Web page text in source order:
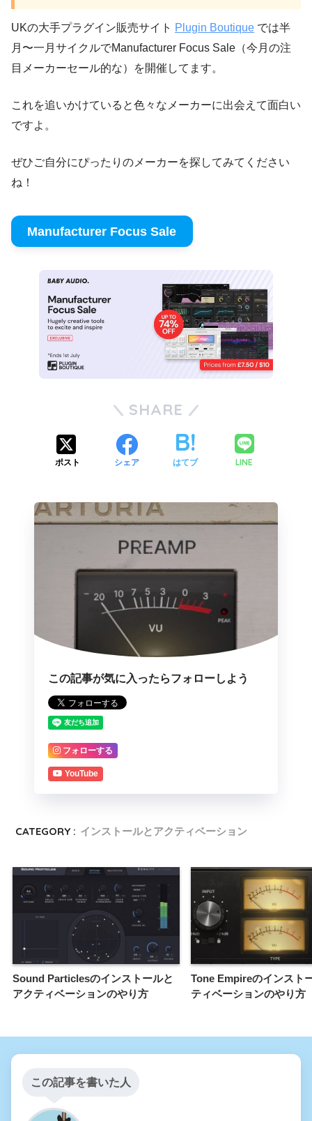
UKの大手プラグイン販売サイト Plugin Boutique では半
月〜一月サイクルでManufacturer Focus Sale（今月の注
目メーカーセール的な）を開催してます。
これを追いかけていると色々なメーカーに出会えて面白い
ですよ。
ぜひご自分にぴったりのメーカーを探してみてください
ね！
Manufacturer Focus Sale
SHARE
ポスト シェア はてブ LINE
この記事が気に入ったらフォローしよう
フォローする
YouTube
CATEGORY : インストールとアクティベーション
Sound Particlesのインストールと
アクティベーションのやり方
Tone Empireのインスト
ティベーションのやり方
この記事を書いた人